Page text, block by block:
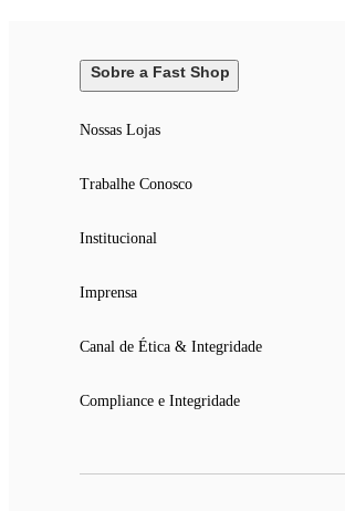
Sobre a Fast Shop
Nossas Lojas
Trabalhe Conosco
Institucional
Imprensa
Canal de Ética & Integridade
Compliance e Integridade